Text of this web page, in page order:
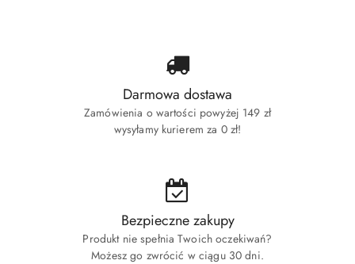
Darmowa dostawa
Zamówienia o wartości powyżej 149 zł
wysyłamy kurierem za 0 zł!
Bezpieczne zakupy
Produkt nie spełnia Twoich oczekiwań?
Możesz go zwrócić w ciągu 30 dni.